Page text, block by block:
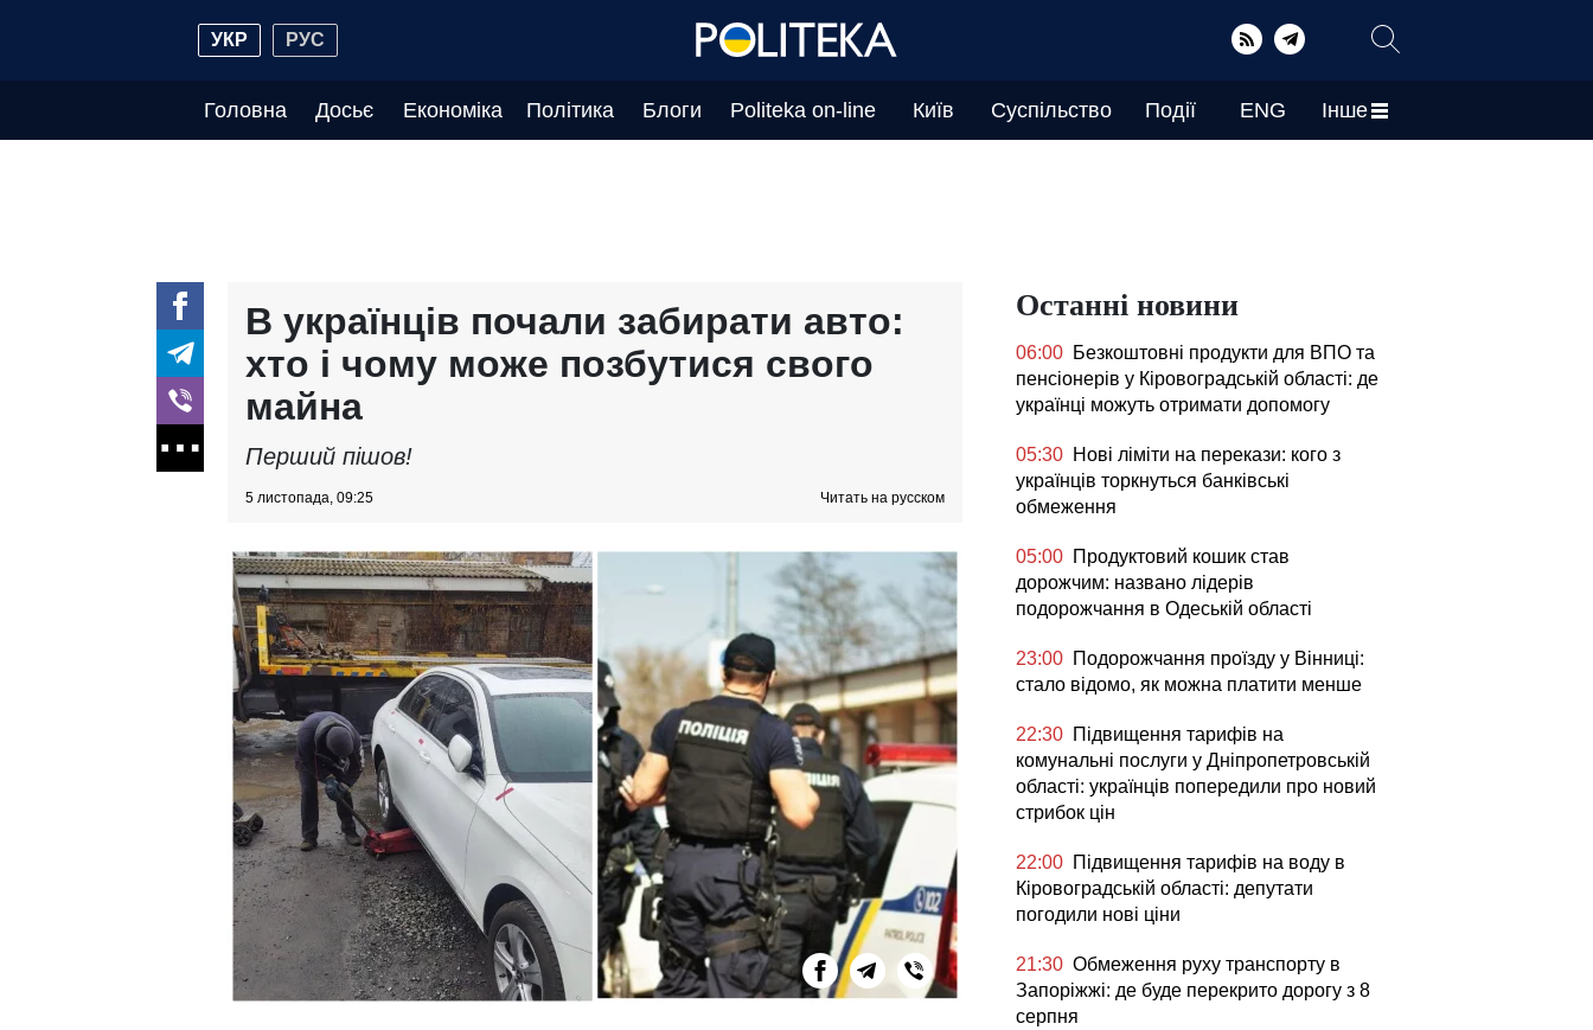
УКР РУС
Головна Досьє Економіка Політика Блоги Politeka on-line Київ Суспільство Події ENG Інше
В українців почали забирати авто:
хто і чому може позбутися свого
майна
Перший пішов!
5 листопада, 09:25 Читать на русском
Останні новини
06:00 Безкоштовні продукти для ВПО та
пенсіонерів у Кіровоградській області: де
українці можуть отримати допомогу
05:30 Нові ліміти на перекази: кого з
українців торкнуться банківські
обмеження
05:00 Продуктовий кошик став
дорожчим: названо лідерів
подорожчання в Одеській області
23:00 Подорожчання проїзду у Вінниці:
стало відомо, як можна платити менше
22:30 Підвищення тарифів на
комунальні послуги у Дніпропетровській
області: українців попередили про новий
стрибок цін
22:00 Підвищення тарифів на воду в
Кіровоградській області: депутати
погодили нові ціни
21:30 Обмеження руху транспорту в
Запоріжжі: де буде перекрито дорогу з 8
серпня